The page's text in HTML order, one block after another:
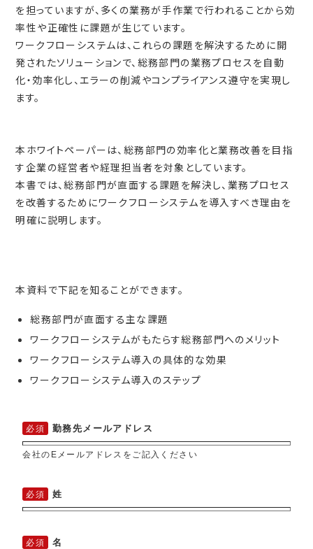
を担っていますが、多くの業務が手作業で行われることから効
率性や正確性に課題が生じています。
ワークフローシステムは、これらの課題を解決するために開
発されたソリューションで、総務部門の業務プロセスを自動
化・効率化し、エラーの削減やコンプライアンス遵守を実現し
ます。
本ホワイトペーパーは、総務部門の効率化と業務改善を目指
す企業の経営者や経理担当者を対象としています。
本書では、総務部門が直面する課題を解決し、業務プロセス
を改善するためにワークフローシステムを導入すべき理由を
明確に説明します。
本資料で下記を知ることができます。
総務部門が直面する主な課題
ワークフローシステムがもたらす総務部門へのメリット
ワークフローシステム導入の具体的な効果
ワークフローシステム導入のステップ
勤務先メールアドレス
会社のEメールアドレスをご記入ください
姓
名